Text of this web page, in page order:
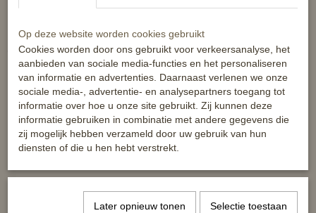
Ook interessant
Op deze website worden cookies gebruikt
Cookies worden door ons gebruikt voor verkeersanalyse, het
aanbieden van sociale media-functies en het personaliseren
van informatie en advertenties. Daarnaast verlenen we onze
sociale media-, advertentie- en analysepartners toegang tot
informatie over hoe u onze site gebruikt. Zij kunnen deze
informatie gebruiken in combinatie met andere gegevens die
zij mogelijk hebben verzameld door uw gebruik van hun
diensten of die u hen hebt verstrekt.
Later opnieuw tonen Selectie toestaan